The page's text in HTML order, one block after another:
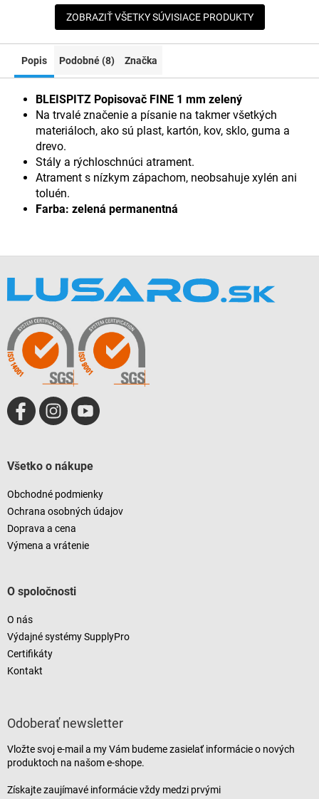
ZOBRAZIŤ VŠETKY SÚVISIACE PRODUKTY
Popis Podobné (8) Značka
BLEISPITZ Popisovač FINE 1 mm zelený
Na trvalé značenie a písanie na takmer všetkých
materiáloch, ako sú plast, kartón, kov, sklo, guma a
drevo.
Stály a rýchloschnúci atrament.
Atrament s nízkym zápachom, neobsahuje xylén ani
toluén.
Farba: zelená permanentná
Všetko o nákupe
Obchodné podmienky
Ochrana osobných údajov
Doprava a cena
Výmena a vrátenie
O spoločnosti
O nás
Výdajné systémy SupplyPro
Certifikáty
Kontakt
Odoberať newsletter
Vložte svoj e-mail a my Vám budeme zasielať informácie o nových
produktoch na našom e-shope.